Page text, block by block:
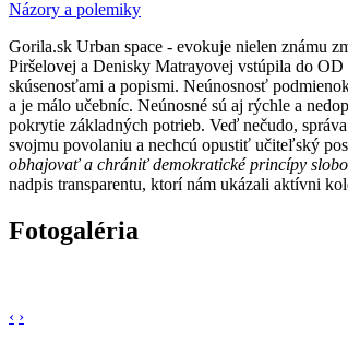
Názory a polemiky
Gorila.sk Urban space - evokuje nielen známu
Piršelovej a Denisky Matrayovej vstúpila do
skúsenosťami a popismi. Neúnosnosť
a je málo učebníc. Neúnosné sú aj rýchle a
pokrytie základných potrieb. Veď nečudo,
svojmu povolaniu a nechcú opustiť učiteľský
obhajovať a chrániť demokratické princípy
nadpis transparentu, ktorí nám ukázali aktívni
Fotogaléria
‹ ›